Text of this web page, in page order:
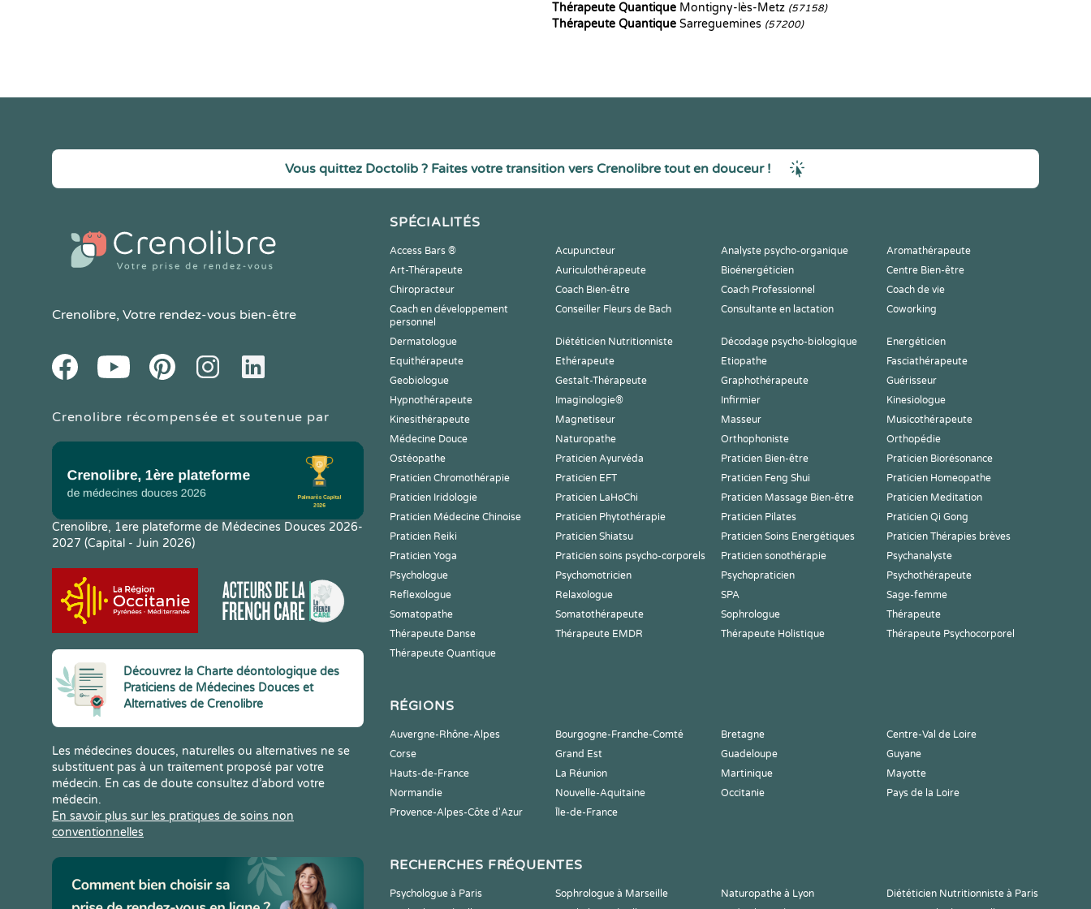
Thérapeute Quantique Montigny-lès-Metz (57158)
Thérapeute Quantique Sarreguemines (57200)
Vous quittez Doctolib ? Faites votre transition vers Crenolibre tout en douceur !
Crenolibre, Votre rendez-vous bien-être
FacebookYoutube PinteresetInstagramLinkedIn
Crenolibre récompensée et soutenue par
Crenolibre, 1ere plateforme de Médecines Douces 2026-
2027 (Capital - Juin 2026)
Découvrez la Charte déontologique des
Praticiens de Médecines Douces et
Alternatives de Crenolibre
Les médecines douces, naturelles ou alternatives ne se
substituent pas à un traitement proposé par votre
médecin. En cas de doute consultez d’abord votre
médecin.
En savoir plus sur les pratiques de soins non
conventionnelles
SPÉCIALITÉS
Access Bars ® Acupuncteur Analyste psycho-organique
Aromathérapeute
Art-Thérapeute
Auriculothérapeute Bioénergéticien
Centre Bien-être
Chiropracteur
Coach Bien-être Coach Professionnel
Coach de vie
Coach en développement
personnel
Conseiller Fleurs de Bach Consultante en lactation Coworking
Dermatologue Diététicien Nutritionniste Décodage psycho-biologique
Energéticien
Equithérapeute
Ethérapeute Etiopathe
Fasciathérapeute
Geobiologue
Gestalt-Thérapeute Graphothérapeute
Guérisseur
Hypnothérapeute
Imaginologie® Infirmier
Kinesiologue
Kinesithérapeute
Magnetiseur Masseur
Musicothérapeute
Médecine Douce
Naturopathe Orthophoniste
Orthopédie
Ostéopathe
Praticien Ayurvéda Praticien Bien-être
Praticien Biorésonance
Praticien Chromothérapie
Praticien EFT Praticien Feng Shui
Praticien Homeopathe
Praticien Iridologie
Praticien LaHoChi Praticien Massage Bien-être
Praticien Meditation
Praticien Médecine Chinoise
Praticien Phytothérapie Praticien Pilates
Praticien Qi Gong
Praticien Reiki
Praticien Shiatsu Praticien Soins Energétiques
Praticien Thérapies brèves
Praticien Yoga
Praticien soins psycho-corporels Praticien sonothérapie
Psychanalyste
Psychologue
Psychomotricien Psychopraticien
Psychothérapeute
Reflexologue
Relaxologue SPA
Sage-femme
Somatopathe
Somatothérapeute Sophrologue
Thérapeute
Thérapeute Danse
Thérapeute EMDR Thérapeute Holistique
Thérapeute Psychocorporel
Thérapeute Quantique
RÉGIONS
Auvergne-Rhône-Alpes Bourgogne-Franche-Comté Bretagne
Centre-Val de Loire
Corse
Grand Est Guadeloupe
Guyane
Hauts-de-France
La Réunion Martinique
Mayotte
Normandie
Nouvelle-Aquitaine Occitanie
Pays de la Loire
Provence-Alpes-Côte d'Azur
Île-de-France
RECHERCHES FRÉQUENTES
Psychologue à Paris Sophrologue à Marseille Naturopathe à Lyon
Diététicien Nutritionniste à Paris